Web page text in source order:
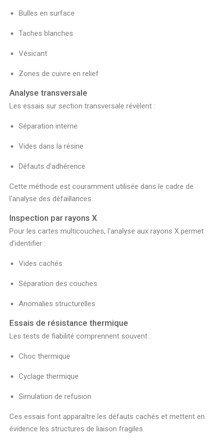
Bulles en surface
Taches blanches
Vésicant
Zones de cuivre en relief
Analyse transversale
Les essais sur section transversale révèlent :
Séparation interne
Vides dans la résine
Défauts d'adhérence
Cette méthode est couramment utilisée dans le cadre de
l'analyse des défaillances.
Inspection par rayons X
Pour les cartes multicouches, l'analyse aux rayons X permet
d'identifier :
Vides cachés
Séparation des couches
Anomalies structurelles
Essais de résistance thermique
Les tests de fiabilité comprennent souvent :
Choc thermique
Cyclage thermique
Simulation de refusion
Ces essais font apparaître les défauts cachés et mettent en
évidence les structures de liaison fragiles.